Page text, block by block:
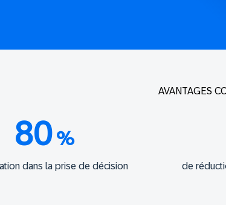
AVANTAGES
80%
dans la prise de décision
de